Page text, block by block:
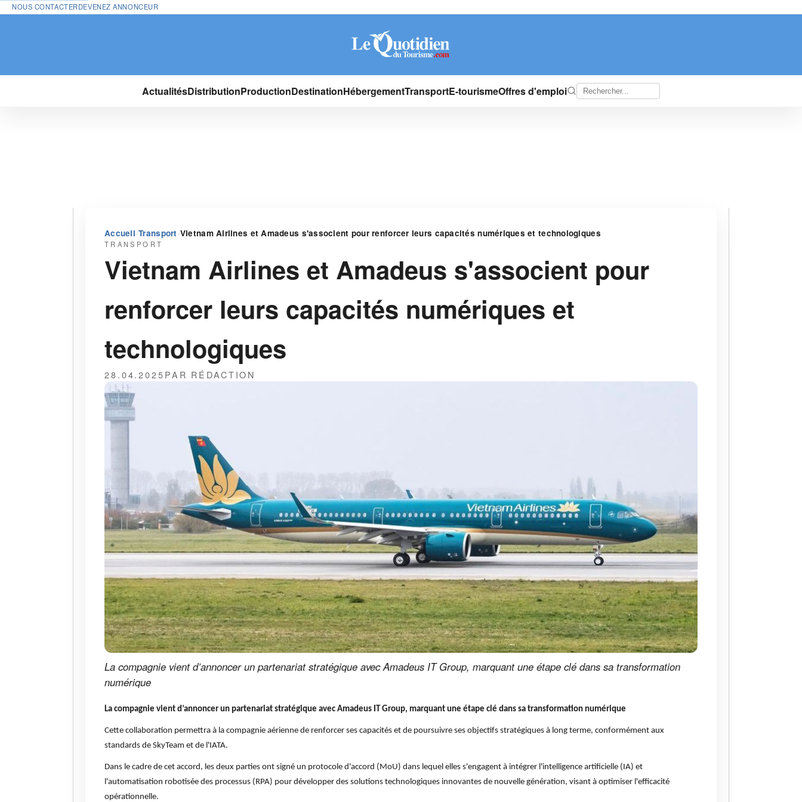
NOUS CONTACTERDEVENEZ ANNONCEUR
ActualitésDistributionProductionDestinationHébergementTransportE-tourismeOffres d'emploi
Accueil›Transport ›Vietnam Airlines et Amadeus s'associent pour renforcer leurs capacités numériques et technologiques
TRANSPORT
Vietnam Airlines et Amadeus s'associent pour
renforcer leurs capacités numériques et
technologiques
28.04.2025PAR RÉDACTION
La compagnie vient d’annoncer un partenariat stratégique avec Amadeus IT Group, marquant une étape clé dans sa transformation
numérique
La compagnie vient d’annoncer un partenariat stratégique avec Amadeus IT Group, marquant une étape clé dans sa transformation numérique
Cette collaboration permettra à la compagnie aérienne de renforcer ses capacités et de poursuivre ses objectifs stratégiques à long terme, conformément aux
standards de SkyTeam et de l'IATA.
Dans le cadre de cet accord, les deux parties ont signé un protocole d'accord (MoU) dans lequel elles s'engagent à intégrer l'intelligence artificielle (IA) et
l'automatisation robotisée des processus (RPA) pour développer des solutions technologiques innovantes de nouvelle génération, visant à optimiser l'efficacité
opérationnelle.